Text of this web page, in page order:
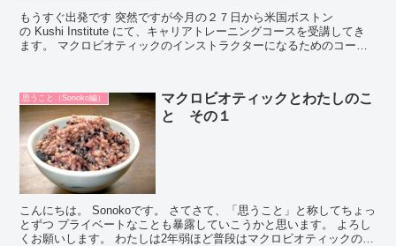
もうすぐ出発です 突然ですが今月の２７日から米国ボストン
の Kushi Institute にて、キャリアトレーニングコースを受講してき
ます。 マクロビオティックのインストラクターになるためのコース
思うこと（Sonoko編）
マクロビオティックとわたしのこ
と その１
こんにちは。 Sonokoです。 さてさて、「思うこと」と称してちょっ
とずつ プライベートなことも暴露していこうかと思います。 よろし
くお願いします。 わたしは2年弱ほど普段はマクロビオティックのお